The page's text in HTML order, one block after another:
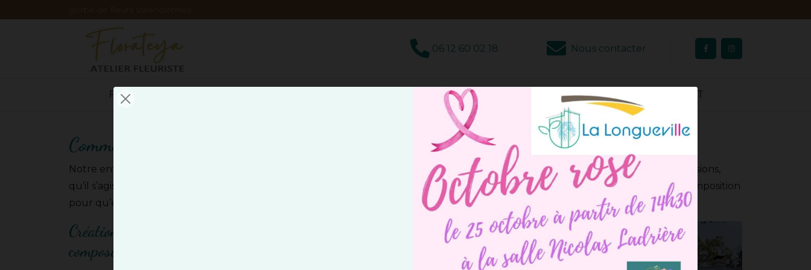
06 12 60 02 18 Nous contacter
FLEURISTE LOCATION AVIS CLIENTS CONTACT
Comment choisir une gerbe de fleurs à Valenciennes ?
Notre entreprise vous accompagne pour sélectionner et réaliser une gerbe de fleurs à Valenciennes
adaptée à toutes vos occasions,
qu’il s’agisse d’hommages, d’événements ou de décorations florales. Forts de notre savoir-faire, nous mettons en valeur chaque composition
pour qu’elle exprime parfaitement vos émotions et vos intentions.
Création sur mesure de gerbes de fleurs et
compositions florales